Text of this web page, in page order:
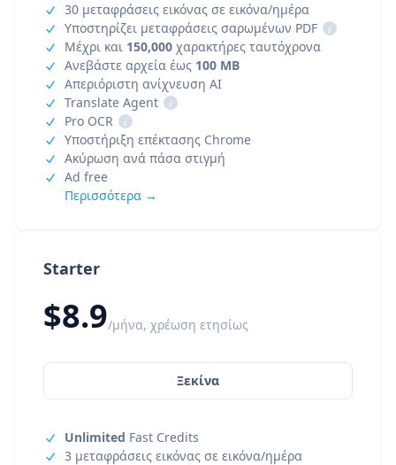
Starter
$8.9/μήνα, χρέωση ετησίως
Ξεκίνα
Unlimited Fast Credits
3 μεταφράσεις εικόνας σε εικόνα/ημέρα
30 μεταφράσεις εικόνας σε εικόνα/ημέρα
Υποστηρίζει μεταφράσεις σαρωμένων PDF
i
Μέχρι και 150,000 χαρακτήρες ταυτόχρονα
Ανεβάστε αρχεία έως 100 MB
Απεριόριστη ανίχνευση AI
Translate Agent
i
Pro OCR
i
Υποστήριξη επέκτασης Chrome
Ακύρωση ανά πάσα στιγμή
Ad free
Περισσότερα →